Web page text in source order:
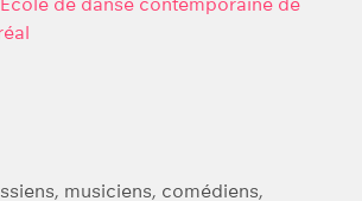
musiciens, comédiens,